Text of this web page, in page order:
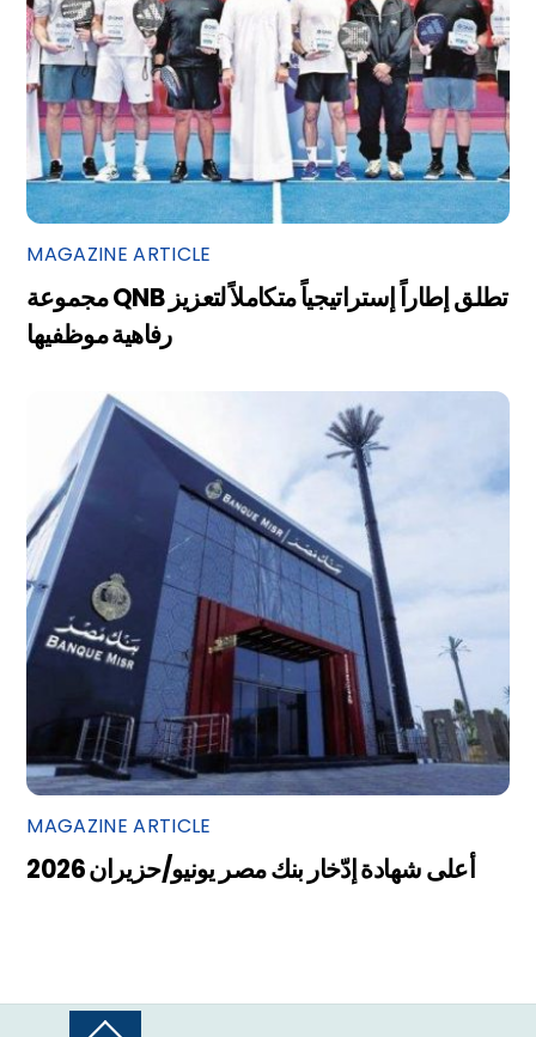
MAGAZINE ARTICLE
مجموعة QNB تطلق إطاراً إستراتيجياً متكاملاً لتعزيز
رفاهية موظفيها
MAGAZINE ARTICLE
أعلى شهادة إدّخار بنك مصر يونيو/حزيران 2026